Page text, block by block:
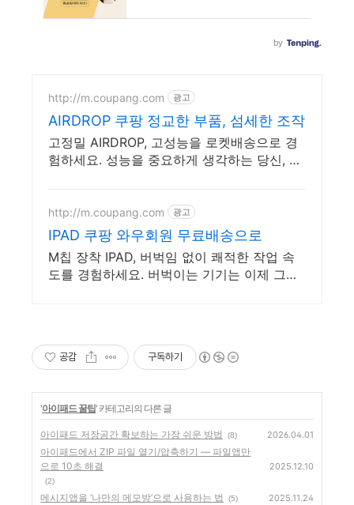
http://m.coupang.com 광고
AIRDROP 쿠팡 정교한 부품, 섬세한 조작
고정밀 AIRDROP, 고성능을 로켓배송으로 경
험하세요. 성능을 중요하게 생각하는 당신, 쿠
http://m.coupang.com 광고
IPAD 쿠팡 와우회원 무료배송으로
M칩 장착 IPAD, 버벅임 없이 쾌적한 작업 속
도를 경험하세요. 버벅이는 기기는 이제 그만!
공감 구독하기
'아이패드 꿀팁' 카테고리의 다른 글
아이패드 저장공간 확보하는 가장 쉬운 방법 (8) 2026.04.01
아이패드에서 ZIP 파일 열기/압축하기 — 파일앱만
으로 10초 해결
(2)
2025.12.10
메시지앱을 ‘나만의 메모방’으로 사용하는 법 (5) 2025.11.24